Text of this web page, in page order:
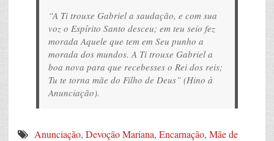
“A Ti trouxe Gabriel a saudação, e com sua
voz o Espírito Santo desceu; em teu seio fez
morada Aquele que tem em Seu punho a
morada dos mundos. A Ti trouxe Gabriel a
boa nova para que recebesses o Rei dos reis;
Tu te torna mãe do Filho de Deus” (Hino à
Anunciação).
Anunciação, Devoção Mariana, Encarnação, Mãe de